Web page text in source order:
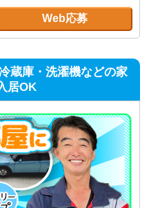
Web応募
蔵庫・洗濯機などの家
居OK